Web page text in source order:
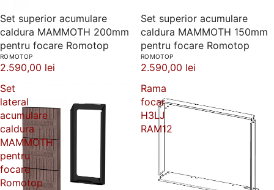
Set superior acumulare
caldura MAMMOTH 200mm
pentru focare Romotop
ROMOTOP
2.590,00 lei
Set superior acumulare
caldura MAMMOTH 150mm
pentru focare Romotop
ROMOTOP
2.590,00 lei
Set
lateral
acumulare
caldura
MAMMOTH
pentru
focare
Romotop
Rama
focar
H3LJ
RAM12